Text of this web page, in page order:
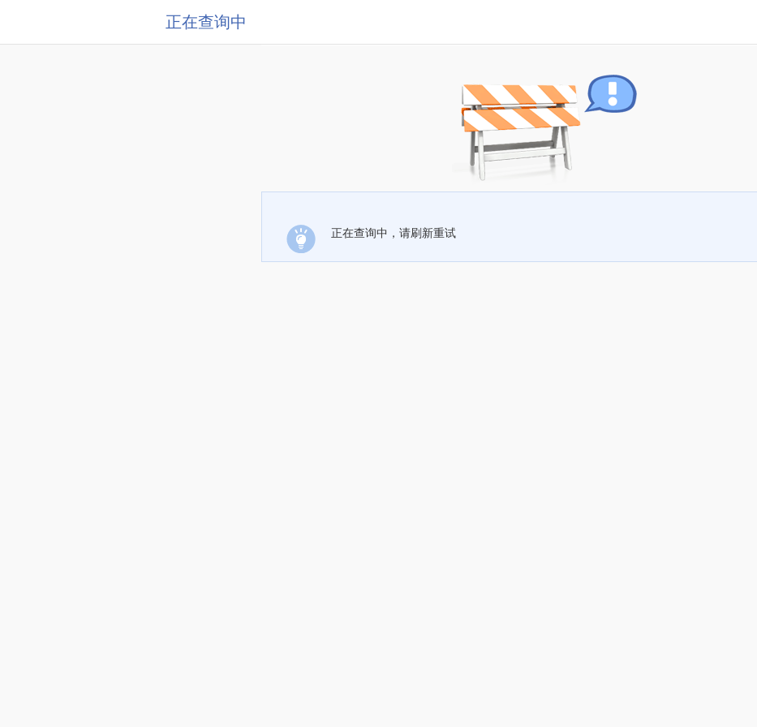
正在查询中
正在查询中，请刷新重试